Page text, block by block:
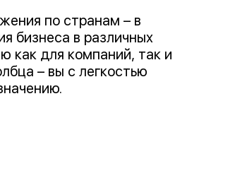
по странам – в
бизнеса в различных
как для компаний, так и
– вы с легкостью